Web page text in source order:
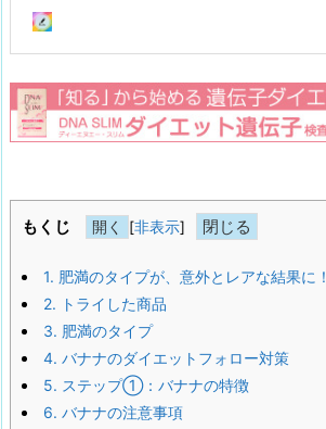
もくじ [非表示]
1. 肥満のタイプが、意外とレアな結果に！
2. トライした商品
3. 肥満のタイプ
4. バナナのダイエットフォロー対策
5. ステップ①：バナナの特徴
6. バナナの注意事項